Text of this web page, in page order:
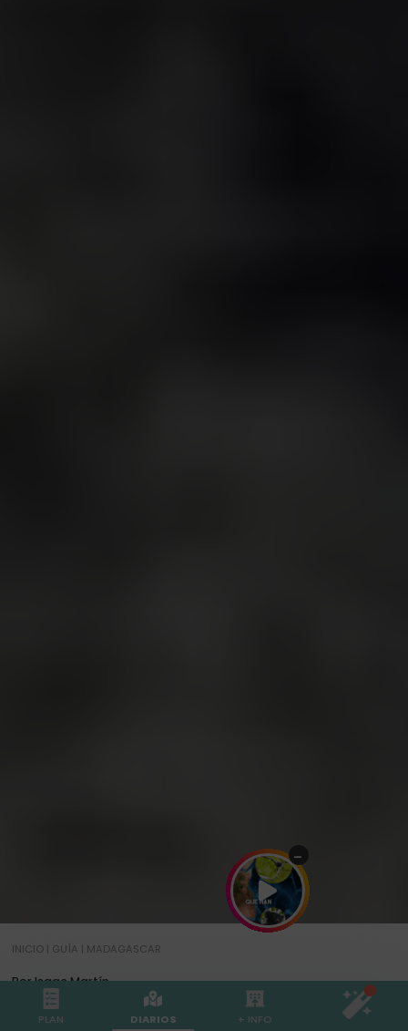
INICIO| GUÍA | MADAGASCAR
Por Isaac Martín
17 OCT 2023
6 min
-
PLAN DIARIOS + INFO